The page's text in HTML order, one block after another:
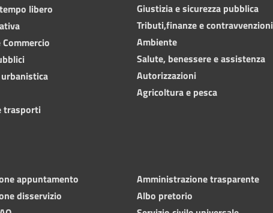
libero
trasporti
Giustizia e sicurezza pubblica
Tributi,finanze e contravvenzioni
Ambiente
Salute, benessere e assistenza
Autorizzazioni
Agricoltura e pesca
appuntamento
disservizio
Amministrazione trasparente
Albo pretorio